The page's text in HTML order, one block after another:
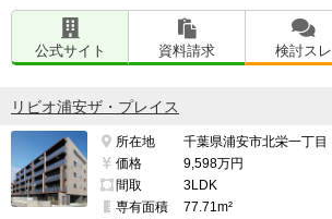
公式サイト 資料請求 検討スレ
リビオ浦安ザ・プレイス
所在地
千葉県浦安市北栄一丁目
価格
9,598万円
間取
3LDK
専有面積
77.71m²